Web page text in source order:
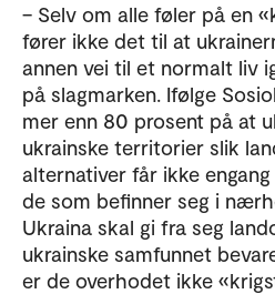
– Selv om alle føler på en
fører ikke det til at
annen vei til et normalt liv
på slagmarken. Ifølge
mer enn 80 prosent på at
ukrainske territorier slik
alternativer får ikke
de som befinner seg i
Ukraina skal gi fra seg
ukrainske samfunnet
er de overhodet ikke